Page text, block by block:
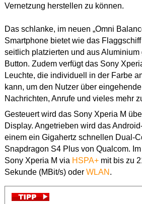
Vernetzung herstellen zu können.
Das schlanke, im neuen „Omni
Smartphone bietet wie das Flaggschiff
seitlich platzierten und aus Aluminium
Button. Zudem verfügt das Sony
Leuchte, die individuell in der Farbe
kann, um den Nutzer über
Nachrichten, Anrufe und vieles mehr
Gesteuert wird das Sony Xperia M
Display. Angetrieben wird das
einem ein Gigahertz schnellen Dual-
Snapdragon S4 Plus von Qualcom.
Sony Xperia M via HSPA+mit bis zu
Sekunde (MBit/s) oder WLAN .